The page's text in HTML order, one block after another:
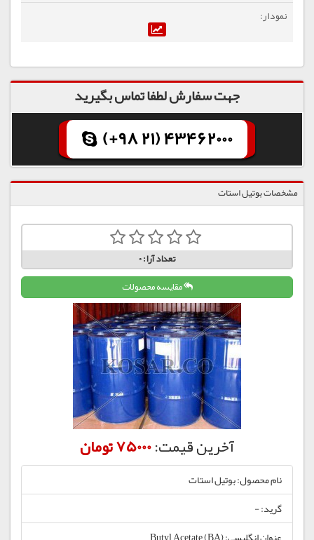
جهت سفارش لطفا تماس بگیرید
(+98 21) 43462000
مشخصات بوتیل استات
تعداد آرا:0
مقایسه محصولات
آخرین قیمت:75000 تومان
نام محصول: بوتیل استات
گرید: -